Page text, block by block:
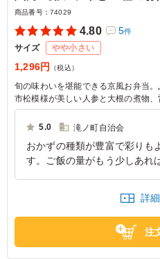
商品番号： 74029
4.80 5件
サイズ やや小さい
1,296円 （税込）
旬の味わいを堪能できる京風お弁当
市松模様が美しい人参と大根の煮物
巻きなど彩り豊かな10種類のおかず
さしい風味が全体を包み込み、心に
5.0 滝ノ町自治会
おかずの種類が豊富で彩りも
す。ご飯の量がもう少しあれ
京
詳
注